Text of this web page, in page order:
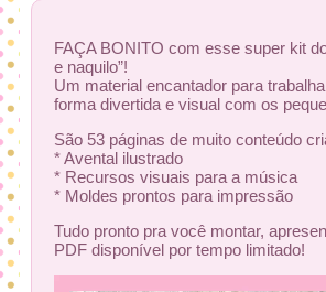
FAÇA BONITO com esse super kit
e naquilo”!
Um material encantador para
forma divertida e visual com os
São 53 páginas de muito conteúdo
* Avental ilustrado
* Recursos visuais para a música
* Moldes prontos para impressão
Tudo pronto pra você montar,
PDF disponível por tempo limitado!